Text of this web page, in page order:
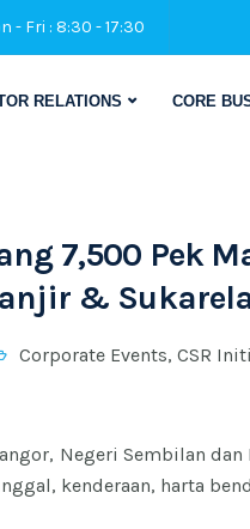
- Fri : 8:30 - 17:30
RELATIONS CORE
7,500 Pek
&
Corporate Events, CSR
Negeri Sembilan
kenderaan, harta